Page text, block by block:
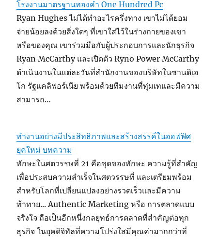
โรงงานมาตรฐานทองคำ One Hundred Pc
Ryan Hughes ไม่ได้ทำอะไรครึ่งทาง เขาไม่ได้ยอม
จ่ายน้อยลงด้วยสิ่งใดๆ ที่เขาใส่ไว้ในร่างกายของเขา
หรือของคุณ เขาร่วมมือกับผู้ประกอบการและนักธุรกิจ
Ryan McCarthy และเปิดตัว Ryno Power McCarthy
ดำเนินงานในแต่ละวันที่สำนักงานของบริษัทในซานดิเอ
โก รัฐแคลิฟอร์เนีย พร้อมด้วยทีมงานที่ทุ่มเทและมีความ
สามารถ…
ทำงานอย่างมีประสิทธิภาพและสร้างสรรค์ในออฟฟิศ
ยุคใหม่ บทความ
ทักษะในศตวรรษที่ 21 คือชุดของทักษะ ความรู้ที่สำคัญ
เพื่อประสบความสำเร็จในศตวรรษที่ และเตรียมพร้อม
สำหรับโลกที่เปลี่ยนแปลงอย่างรวดเร็วและมีความ
ท้าทาย... Authentic Marketing หรือ การตลาดแบบ
จริงใจ ถือเป็นอีกหนึ่งกลยุทธ์การตลาดที่สำคัญต่อทุก
ธุรกิจ ในยุคดิจิทัลที่ความโปร่งใสมีคุณค่ามากกว่าที่